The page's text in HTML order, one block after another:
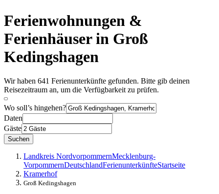
Ferienwohnungen &
Ferienhäuser in Groß
Kedingshagen
Wir haben 641 Ferienunterkünfte gefunden. Bitte gib deinen
Reisezeitraum an, um die Verfügbarkeit zu prüfen.
Wo soll’s hingehen?
Daten
Gäste
Suchen
Landkreis NordvorpommernMecklenburg-
VorpommernDeutschlandFerienunterkünfteStartseite
Kramerhof
Groß Kedingshagen